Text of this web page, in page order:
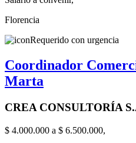
Florencia
Requerido con urgencia
Coordinador
Marta
CREA CONSULTORÍA
$ 4.000.000 a $ 6.500.000,